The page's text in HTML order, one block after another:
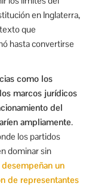
en Inglaterra,
que
hasta convertirse
como los
marcos jurídicos
del
ampliamente.
los partidos
dominar sin
desempeñan un
de representantes